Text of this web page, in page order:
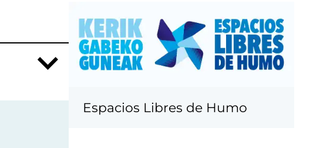
Espacios Libres de Humo